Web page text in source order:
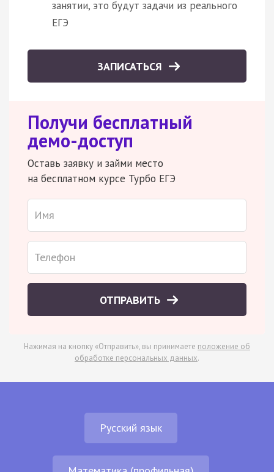
занятии, это будут задачи из реального
ЕГЭ
ЗАПИСАТЬСЯ
Получи бесплатный
демо-доступ
Оставь заявку и займи место
на бесплатном курсе Турбо ЕГЭ
ОТПРАВИТЬ
Нажимая на кнопку «Отправить», вы принимаете положение об
обработке персональных данных.
Русский язык